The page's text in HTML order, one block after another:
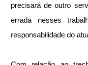
precisará de outro
errada nesses
responsabilidade do